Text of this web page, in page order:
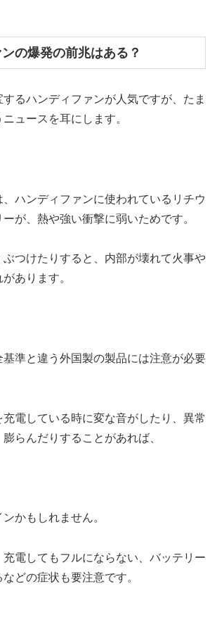
の爆発の前兆はある？
るハンディファンが人気ですが、たま
ュースを耳にします。
ハンディファンに使われているリチウ
が、熱や強い衝撃に弱いためです。
つけたりすると、内部が壊れて火事や
あります。
準と違う外国製の製品には注意が必要
電している時に変な音がしたり、異常
らんだりすることがあれば、
かもしれません。
電してもフルにならない、バッテリー
どの症状も要注意です。